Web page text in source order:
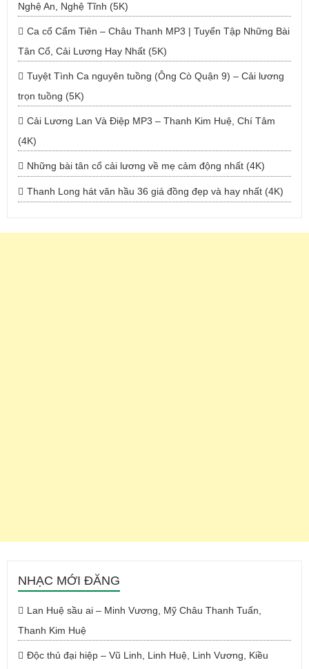
Nghệ An, Nghệ Tĩnh (5K)
Ca cổ Cẩm Tiên – Châu Thanh MP3 | Tuyển Tập Những Bài
Tân Cổ, Cải Lương Hay Nhất (5K)
Tuyệt Tình Ca nguyên tuồng (Ông Cò Quận 9) – Cải lương
trọn tuồng (5K)
Cải Lương Lan Và Điệp MP3 – Thanh Kim Huệ, Chí Tâm
(4K)
Những bài tân cổ cải lương về mẹ cảm động nhất (4K)
Thanh Long hát văn hầu 36 giá đồng đẹp và hay nhất (4K)
NHẠC MỚI ĐĂNG
Lan Huệ sầu ai – Minh Vương, Mỹ Châu Thanh Tuấn,
Thanh Kim Huệ
Độc thủ đại hiệp – Vũ Linh, Linh Huệ, Linh Vương, Kiều